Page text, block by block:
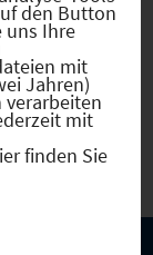
den Button
uns Ihre
mit
Jahren)
verarbeiten
mit
finden Sie